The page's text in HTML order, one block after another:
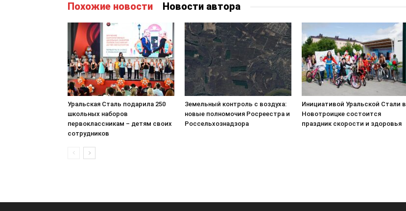
Похожие новости Новости автора
Уральская Сталь подарила 250
школьных наборов
первоклассникам – детям своих
сотрудников
Земельный контроль с воздуха:
новые полномочия Росреестра и
Россельхознадзора
Инициативой Уральской Стали в
Новотроицке состоится
праздник скорости и здоровья